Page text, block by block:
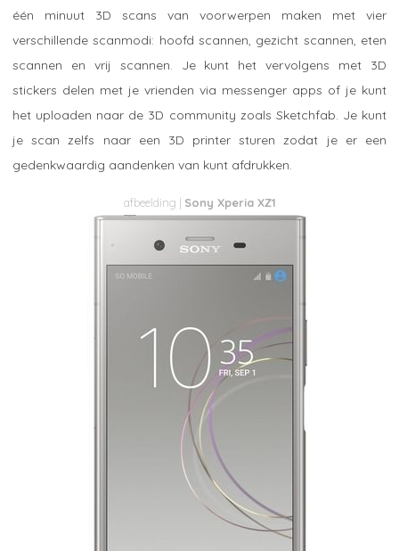
één minuut 3D scans van voorwerpen maken met vier
verschillende scanmodi: hoofd scannen, gezicht scannen, eten
scannen en vrij scannen. Je kunt het vervolgens met 3D
stickers delen met je vrienden via messenger apps of je kunt
het uploaden naar de 3D community zoals Sketchfab. Je kunt
je scan zelfs naar een 3D printer sturen zodat je er een
gedenkwaardig aandenken van kunt afdrukken.
Sony Xperia XZ1